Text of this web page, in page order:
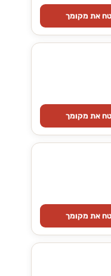
את מקומך
את מקומך
את מקומך